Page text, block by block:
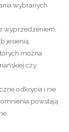
wybranych
wyprzedzeniem,
jesienią.
można
czy
odkrycia i nie
powstają